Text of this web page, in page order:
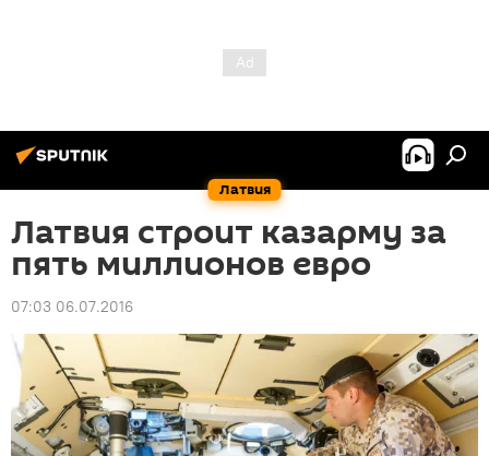
Латвия
Латвия строит казарму за
пять миллионов евро
07:03 06.07.2016